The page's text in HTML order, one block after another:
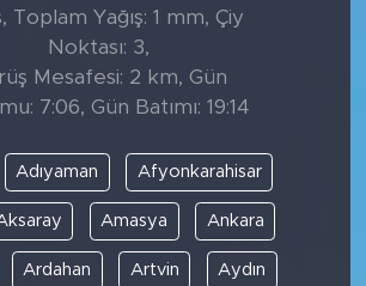
Toplam Yağış: 1 mm, Çiy
Noktası: 3,
Mesafesi: 2 km, Gün
7:06, Gün Batımı: 19:14
Adıyaman Afyonkarahisar
Amasya Ankara
Ardahan Artvin Aydın